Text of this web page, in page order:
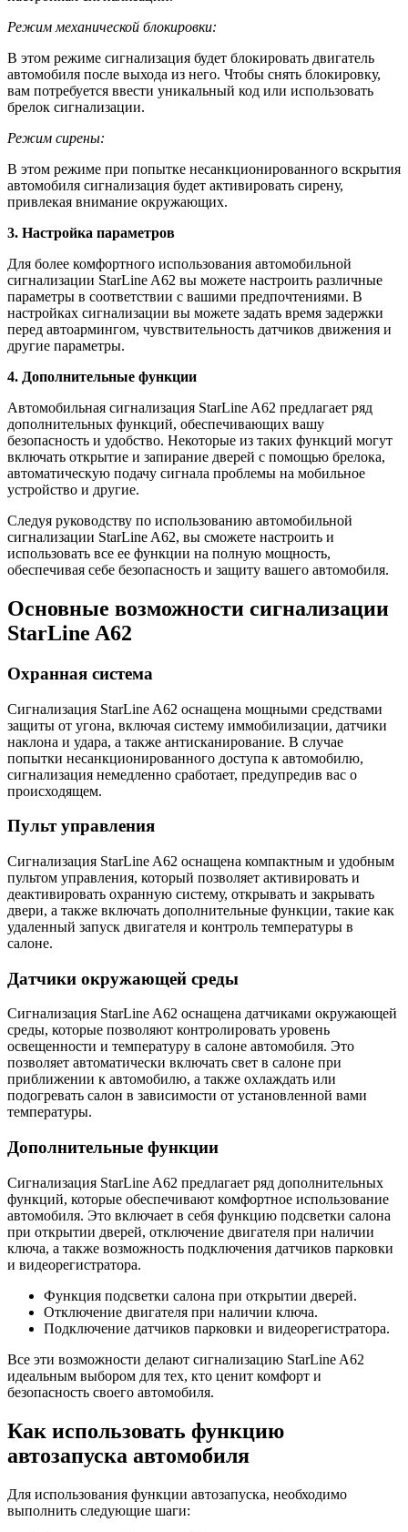
Режим механической блокировки:
В этом режиме сигнализация будет блокировать двигатель
автомобиля после выхода из него. Чтобы снять блокировку,
вам потребуется ввести уникальный код или использовать
брелок сигнализации.
Режим сирены:
В этом режиме при попытке несанкционированного вскрытия
автомобиля сигнализация будет активировать сирену,
привлекая внимание окружающих.
3. Настройка параметров
Для более комфортного использования автомобильной
сигнализации StarLine A62 вы можете настроить различные
параметры в соответствии с вашими предпочтениями. В
настройках сигнализации вы можете задать время задержки
перед автоармингом, чувствительность датчиков движения и
другие параметры.
4. Дополнительные функции
Автомобильная сигнализация StarLine A62 предлагает ряд
дополнительных функций, обеспечивающих вашу
безопасность и удобство. Некоторые из таких функций могут
включать открытие и запирание дверей с помощью брелока,
автоматическую подачу сигнала проблемы на мобильное
устройство и другие.
Следуя руководству по использованию автомобильной
сигнализации StarLine A62, вы сможете настроить и
использовать все ее функции на полную мощность,
обеспечивая себе безопасность и защиту вашего автомобиля.
Основные возможности сигнализации
StarLine A62
Охранная система
Сигнализация StarLine A62 оснащена мощными средствами
защиты от угона, включая систему иммобилизации, датчики
наклона и удара, а также антисканирование. В случае
попытки несанкционированного доступа к автомобилю,
сигнализация немедленно сработает, предупредив вас о
происходящем.
Пульт управления
Сигнализация StarLine A62 оснащена компактным и удобным
пультом управления, который позволяет активировать и
деактивировать охранную систему, открывать и закрывать
двери, а также включать дополнительные функции, такие как
удаленный запуск двигателя и контроль температуры в
салоне.
Датчики окружающей среды
Сигнализация StarLine A62 оснащена датчиками окружающей
среды, которые позволяют контролировать уровень
освещенности и температуру в салоне автомобиля. Это
позволяет автоматически включать свет в салоне при
приближении к автомобилю, а также охлаждать или
подогревать салон в зависимости от установленной вами
температуры.
Дополнительные функции
Сигнализация StarLine A62 предлагает ряд дополнительных
функций, которые обеспечивают комфортное использование
автомобиля. Это включает в себя функцию подсветки салона
при открытии дверей, отключение двигателя при наличии
ключа, а также возможность подключения датчиков парковки
и видеорегистратора.
Функция подсветки салона при открытии дверей.
Отключение двигателя при наличии ключа.
Подключение датчиков парковки и видеорегистратора.
Все эти возможности делают сигнализацию StarLine A62
идеальным выбором для тех, кто ценит комфорт и
безопасность своего автомобиля.
Как использовать функцию
автозапуска автомобиля
Для использования функции автозапуска, необходимо
выполнить следующие шаги: